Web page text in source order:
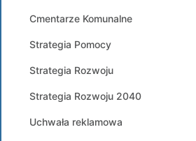
Cmentarze Komunalne
Strategia Pomocy
Strategia Rozwoju
Strategia Rozwoju 2040
Uchwała reklamowa